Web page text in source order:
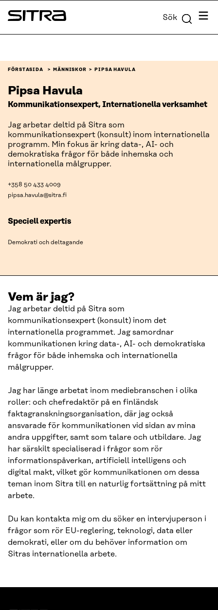
Skip to
content
Sitra Sök Meny
FÖRSTASIDA MÄNNISKOR PIPSA HAVULA
Pipsa Havula
Kommunikationsexpert, Internationella verksamhet
Jag arbetar deltid på Sitra som
kommunikationsexpert (konsult) inom internationella
programm. Min fokus är kring data-, AI- och
demokratiska frågor för både inhemska och
internationella målgrupper.
+358 50 433 4009
pipsa.havula@sitra.fi
Speciell expertis
Demokrati och deltagande
Vem är jag?
Jag arbetar deltid på Sitra som
kommunikationsexpert (konsult) inom det
internationella programmet. Jag samordnar
kommunikationen kring data-, AI- och demokratiska
frågor för både inhemska och internationella
målgrupper.
Jag har länge arbetat inom mediebranschen i olika
roller: och chefredaktör på en finländsk
faktagranskningsorganisation, där jag också
ansvarade för kommunikationen vid sidan av mina
andra uppgifter, samt som talare och utbildare. Jag
har särskilt specialiserad i frågor som rör
informationspåverkan, artificiell intelligens och
digital makt, vilket gör kommunikationen om dessa
teman inom Sitra till en naturlig fortsättning på mitt
arbete.
Du kan kontakta mig om du söker en intervjuperson i
frågor som rör EU-reglering, teknologi, data eller
demokrati, eller om du behöver information om
Sitras internationella arbete.